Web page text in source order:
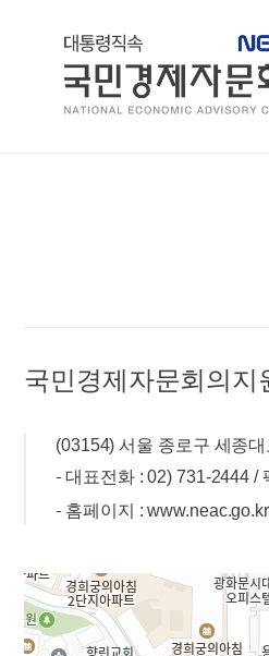
국민경제자문회의지
(03154) 서울 종로구 세종
대표전화 :02) 731-2444 /
홈페이지 :www.neac.go.kr